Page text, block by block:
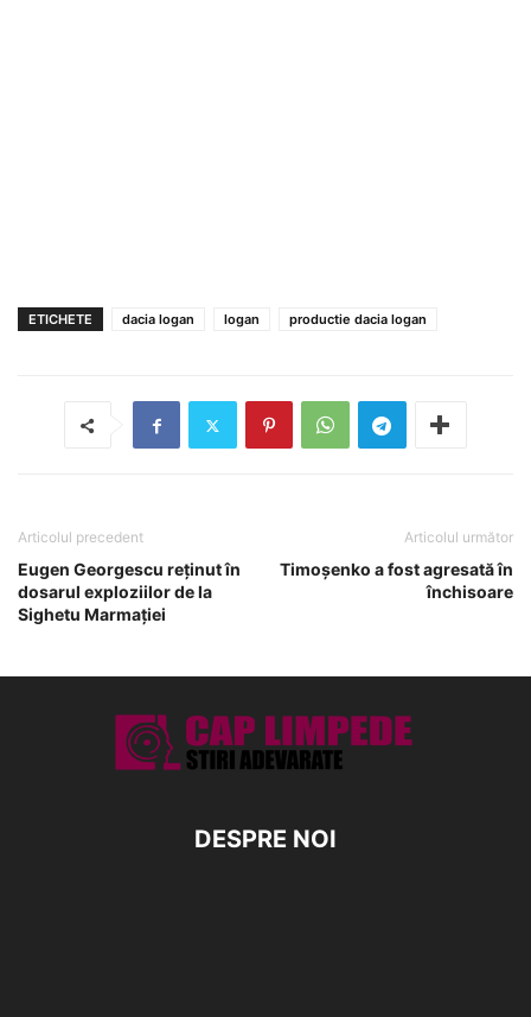
ETICHETE dacia logan logan productie dacia logan
Articolul precedent
Eugen Georgescu reținut în
dosarul exploziilor de la
Sighetu Marmaţiei
Articolul următor
Timoșenko a fost agresată în
închisoare
DESPRE NOI